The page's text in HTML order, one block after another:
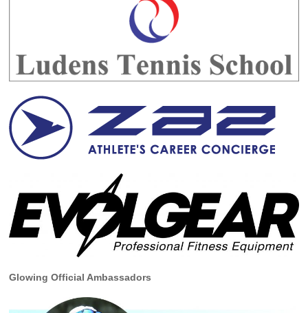
Glowing Official Ambassadors